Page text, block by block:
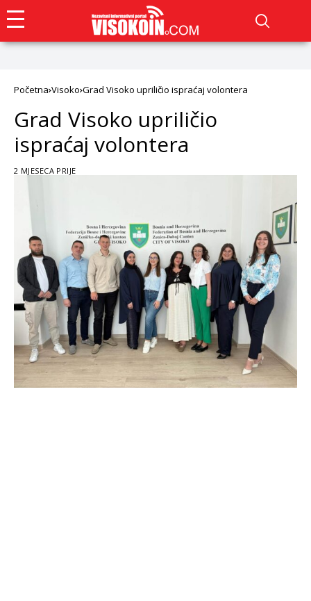
Početna Visoko Grad Visoko upriličio ispraćaj volontera
Grad Visoko upriličio
ispraćaj volontera
2 MJESECA PRIJE